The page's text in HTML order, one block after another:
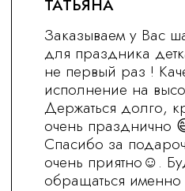
vred01@list.ru
+7 (930) 255-77-11
Россия, г. Нижний Новгород,
ул. Невзоровых , д 111
Режим работы магазина
с 9.30 до 21.30